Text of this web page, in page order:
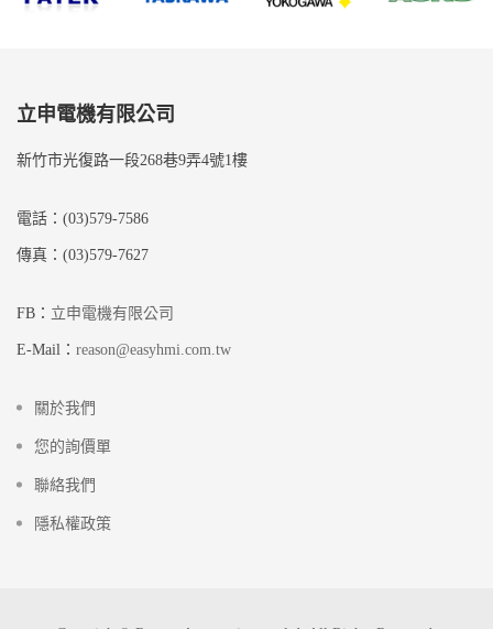
立申電機有限公司
新竹市光復路一段268巷9弄4號1樓
電話：(03)579-7586
傳真：(03)579-7627
FB： 立申電機有限公司
E-Mail： reason@easyhmi.com.tw
關於我們
您的詢價單
聯絡我們
隱私權政策